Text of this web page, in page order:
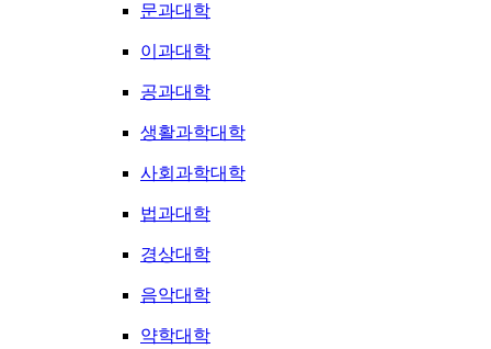
문과대학
이과대학
공과대학
생활과학대학
사회과학대학
법과대학
경상대학
음악대학
약학대학